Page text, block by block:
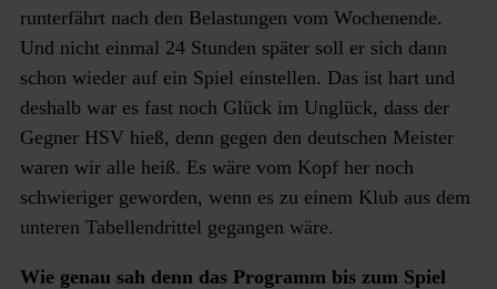
runterfährt nach den Belastungen vom Wochenende.
Und nicht einmal 24 Stunden später soll er sich dann
schon wieder auf ein Spiel einstellen. Das ist hart und
deshalb war es fast noch Glück im Unglück, dass der
Gegner HSV hieß, denn gegen den deutschen Meister
waren wir alle heiß. Es wäre vom Kopf her noch
schwieriger geworden, wenn es zu einem Klub aus dem
unteren Tabellendrittel gegangen wäre.
Wie genau sah denn das Programm bis zum Spiel